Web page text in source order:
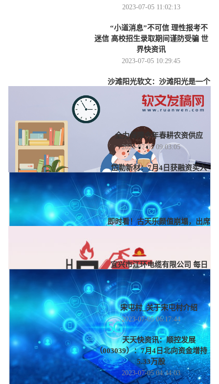
2023-07-05 11:02:13
“小道消息”不可信 理性报考不
迷信 高校招生录取期间谨防受骗 世
界快资讯
2023-07-05 10:29:45
沙滩阳光软文：沙滩阳光是一个
方-重点聚焦
全力保障今年春耕农资供应
2023-07-05 09:03:05
岱勒新材：7月4日获融资买入
2586.37万元，占当日流入资金比例
20.11%-今热点
2023-07-05 08:37:11
即时看！古天乐颜值崩塌，出席
宜兴市江环电缆有限公司 每日
速递
2023-07-05 06:58:43
宋屯村_关于宋屯村介绍
2023-07-05 06:17:44
天天快资讯：顺控发展
（003039）：7月4日北向资金增持
5.33万股
2023-07-05 04:44:03